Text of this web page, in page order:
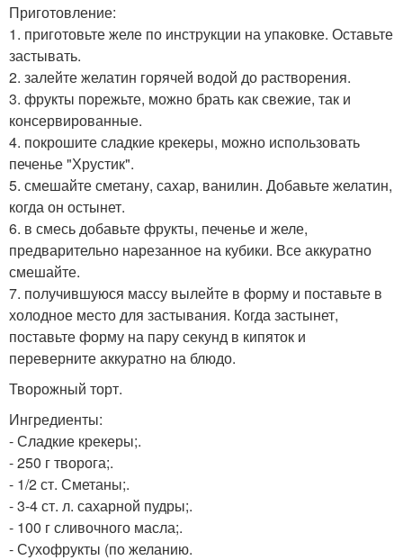
Приготовление:
1. приготовьте желе по инструкции на упаковке. Оставьте
застывать.
2. залейте желатин горячей водой до растворения.
3. фрукты порежьте, можно брать как свежие, так и
консервированные.
4. покрошите сладкие крекеры, можно использовать
печенье "Хрустик".
5. смешайте сметану, сахар, ванилин. Добавьте желатин,
когда он остынет.
6. в смесь добавьте фрукты, печенье и желе,
предварительно нарезанное на кубики. Все аккуратно
смешайте.
7. получившуюся массу вылейте в форму и поставьте в
холодное место для застывания. Когда застынет,
поставьте форму на пару секунд в кипяток и
переверните аккуратно на блюдо.
Творожный торт.
Ингредиенты:
- Сладкие крекеры;.
- 250 г творога;.
- 1/2 ст. Сметаны;.
- 3-4 ст. л. сахарной пудры;.
- 100 г сливочного масла;.
- Сухофрукты (по желанию.